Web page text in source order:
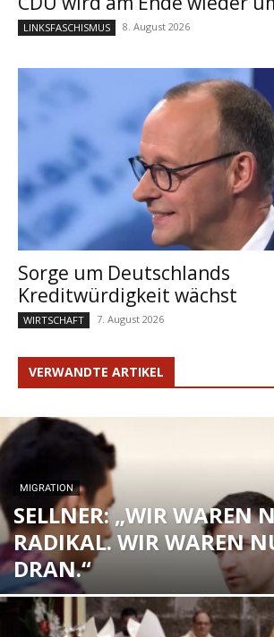
LINKSFASCHISMUS 8. August 2026
Sorge um Deutschlands
Kreditwürdigkeit wächst
WIRTSCHAFT 7. August 2026
VERWANDTE ARTIKEL
MIGRATION
SELLNER: „WIR WAREN
RADIKAL. WIR WAREN
DRAN.“